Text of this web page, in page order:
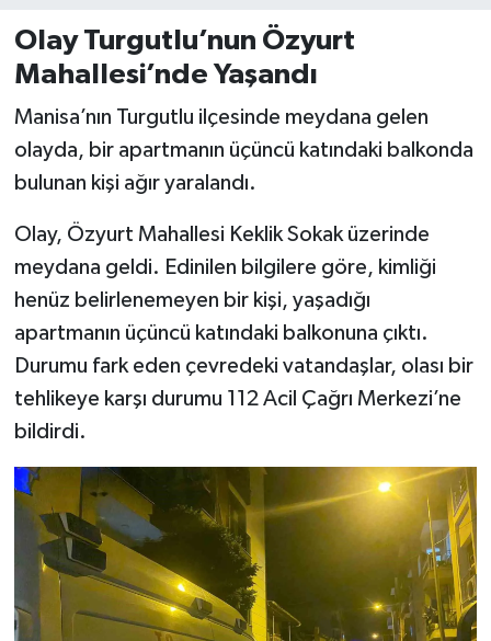
Olay Turgutlu’nun Özyurt
Mahallesi’nde Yaşandı
Manisa’nın Turgutlu ilçesinde meydana gelen
olayda, bir apartmanın üçüncü katındaki balkonda
bulunan kişi ağır yaralandı.
Olay, Özyurt Mahallesi Keklik Sokak üzerinde
meydana geldi. Edinilen bilgilere göre, kimliği
henüz belirlenemeyen bir kişi, yaşadığı
apartmanın üçüncü katındaki balkonuna çıktı.
Durumu fark eden çevredeki vatandaşlar, olası bir
tehlikeye karşı durumu 112 Acil Çağrı Merkezi’ne
bildirdi.